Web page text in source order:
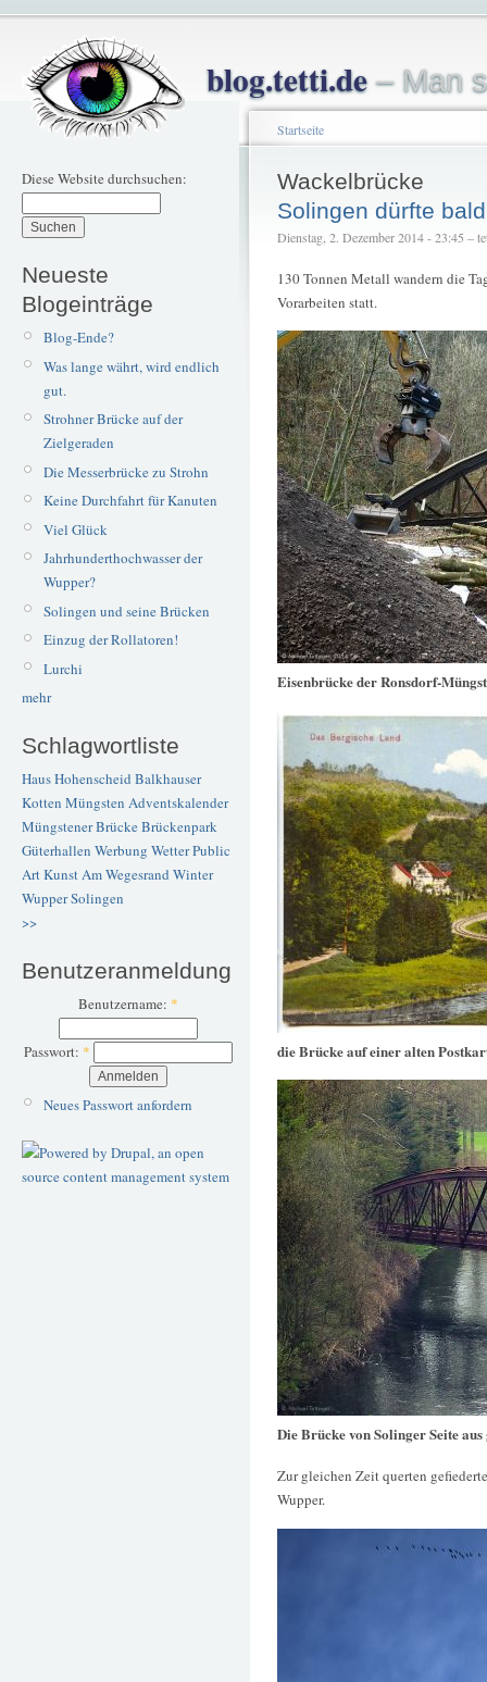
blog.tetti.de– Man
Diese Website durchsuchen:
Neueste
Blogeinträge
Blog-Ende?
Was lange währt, wird endlich
gut.
Strohner Brücke auf der
Zielgeraden
Die Messerbrücke zu Strohn
Keine Durchfahrt für Kanuten
Viel Glück
Jahrhunderthochwasser der
Wupper?
Solingen und seine Brücken
Einzug der Rollatoren!
Lurchi
mehr
Schlagwortliste
Haus Hohenscheid Balkhauser
Kotten Müngsten Adventskalender
Müngstener BrückeBrückenpark
Güterhallen Werbung WetterPublic
ArtKunstAm Wegesrand Winter
WupperSolingen
>>
Benutzeranmeldung
Benutzername: *
Passwort: *
Neues Passwort anfordern
Startseite
Wackelbrücke
Solingen dürfte
Dienstag, 2. Dezember 2014 - 23:45 –
130 Tonnen Metall wandern die
Vorarbeiten statt.
Eisenbrücke der Ronsdorf-
die Brücke auf einer alten
Die Brücke von Solinger Seite aus
Zur gleichen Zeit querten
Wupper.